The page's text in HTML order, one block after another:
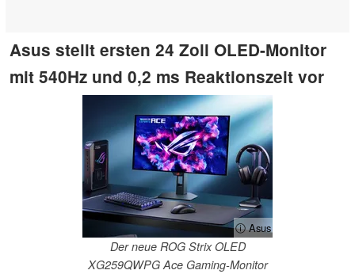
Asus stellt ersten 24 Zoll OLED-Monitor
mit 540Hz und 0,2 ms Reaktionszeit vor
ⓘ Asus
Der neue ROG Strix OLED
XG259QWPG Ace Gaming-Monitor